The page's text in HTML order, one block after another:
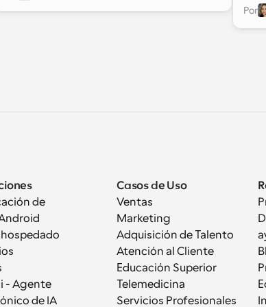
Por
de
- Agente
de IA
Casos de Uso
Ventas
Marketing
Adquisición de Talento
Atención al Cliente
Educación Superior
Telemedicina
Servicios Profesionales